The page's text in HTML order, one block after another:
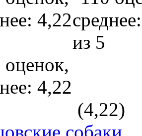
(4,22)
собаки